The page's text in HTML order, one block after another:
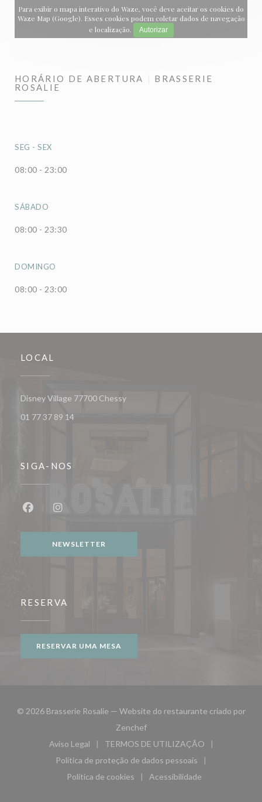
Para exibir o mapa interativo do Waze, você deve aceitar os cookies do
Waze Map (Google). Esses cookies podem coletar dados de navegação
e localização.
Autorizar
HORÁRIO DE ABERTURA
BRASSERIE
ROSALIE
SEG - SEX
08:00 - 23:00
SÁBADO
08:00 - 23:30
DOMINGO
08:00 - 23:00
LOCAL
Disney Village 77700 Chessy((abre numa nova janela))
01 77 37 89 14
SIGA-NOS
NEWSLETTER
RESERVA
RESERVAR UMA MESA
© 2026 Brasserie Rosalie — Website do restaurante criado por
Zenchef((abre numa nova janela))
Aviso Legal
((abre numa nova janela))
TERMOS DE UTILIZAÇÃO
((abre numa nova janela))
Política de proteção de dados pessoais
((abre numa nova janela))
Política de cookies
((abre numa nova janela))
Acessibilidade